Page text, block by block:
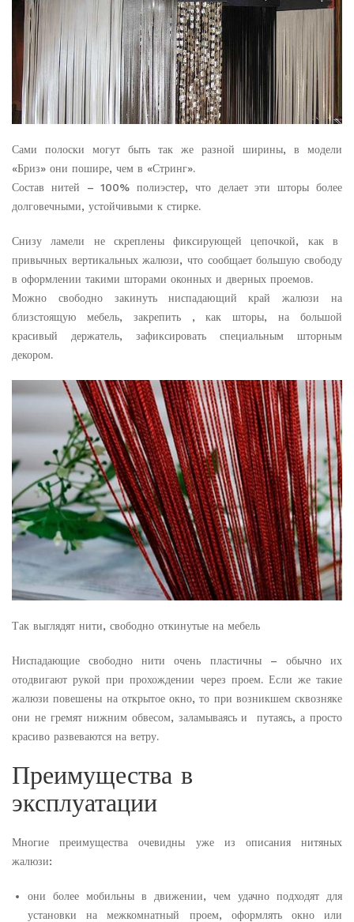
Сами полоски могут быть так же разной ширины, в модели
«Бриз» они пошире, чем в «Стринг».
Состав нитей – 100% полиэстер, что делает эти шторы более
долговечными, устойчивыми к стирке.
Снизу ламели не скреплены фиксирующей цепочкой, как в
привычных вертикальных жалюзи, что сообщает большую свободу
в оформлении такими шторами оконных и дверных проемов.
Можно свободно закинуть ниспадающий край жалюзи на
близстоящую мебель, закрепить , как шторы, на большой
красивый держатель, зафиксировать специальным шторным
декором.
Так выглядят нити, свободно откинутые на мебель
Ниспадающие свободно нити очень пластичны – обычно их
отодвигают рукой при прохождении через проем. Если же такие
жалюзи повешены на открытое окно, то при возникшем сквозняке
они не гремят нижним обвесом, заламываясь и путаясь, а просто
красиво развеваются на ветру.
Преимущества в
эксплуатации
Многие преимущества очевидны уже из описания нитяных
жалюзи:
они более мобильны в движении, чем удачно подходят для
установки на межкомнатный проем, оформлять окно или